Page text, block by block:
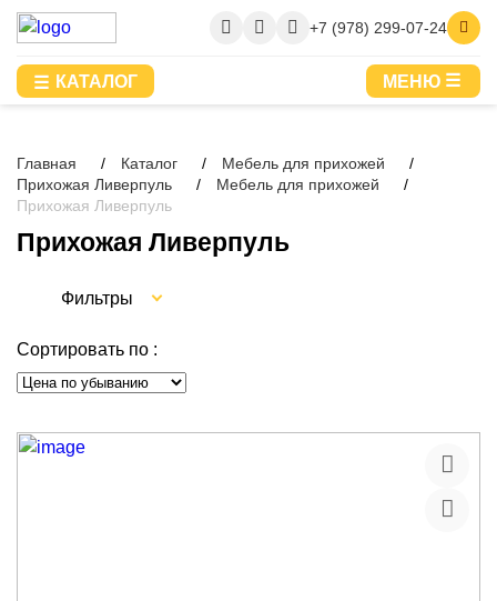
+7 (978) 299-07-24
КАТАЛОГ МЕНЮ
Главная Каталог
Мебель для прихожей
Прихожая Ливерпуль
Мебель для прихожей
Прихожая Ливерпуль
Прихожая Ливерпуль
Фильтры
Сортировать по :